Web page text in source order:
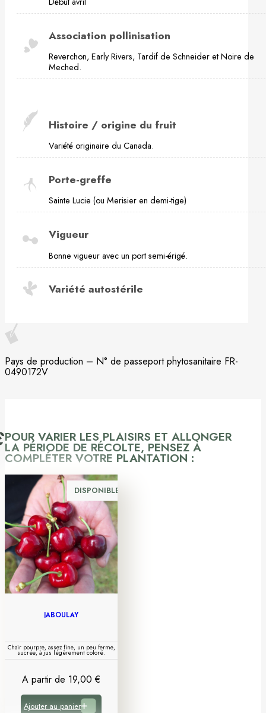
Association pollinisation
Reverchon, Early Rivers, Tardif de Schneider et Noire de
Meched.
Histoire / origine du fruit
Variété originaire du Canada.
Porte-greffe
Sainte Lucie (ou Merisier en demi-tige)
Vigueur
Bonne vigueur avec un port semi-érigé.
Variété autostérile
Pays de production – N° de passeport phytosanitaire FR-
0490172V
POUR VARIER LES PLAISIRS ET ALLONGER
LA PÉRIODE DE RÉCOLTE, PENSEZ À
COMPLÉTER VOTRE PLANTATION :
DISPONIBLE
JABOULAY
Chair pourpre, assez fine, un peu ferme,
sucrée, à jus légèrement coloré.
A partir de 19,00€
Ajouter au panier